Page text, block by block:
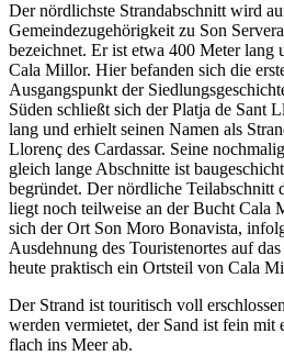
Der nördlichste Strandabschnitt wird
Gemeindezugehörigkeit zu Son
bezeichnet. Er ist etwa 400 Meter lang
Cala Millor. Hier befanden sich die
Ausgangspunkt der
Süden schließt sich der Platja de Sant
lang und erhielt seinen Namen als
Llorenç des Cardassar. Seine
gleich lange Abschnitte ist
begründet. Der nördliche Teilabschnitt
liegt noch teilweise an der Bucht Cala
sich der Ort Son Moro Bonavista,
Ausdehnung des Touristenortes auf
heute praktisch ein Ortsteil von Cala
Der Strand ist touritisch voll
werden vermietet, der Sand ist fein mit
flach ins Meer ab.